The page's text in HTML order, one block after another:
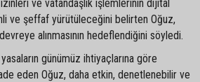
ve vatandaşlık işlemlerinin dijital
ve şeffaf yürütüleceğini belirten Oğuz,
alınmasının hedeflendiğini söyledi.
günümüz ihtiyaçlarına göre
eden Oğuz, daha etkin, denetlenebilir ve